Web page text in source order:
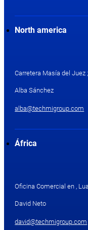
North america
Carretera Masía del Juez
Alba Sánchez
alba@techmigroup.com
África
Oficina Comercial en ,
David Neto
david@techmigroup.com